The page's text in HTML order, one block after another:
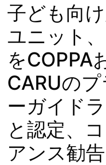
子ども向
ユニット
をCOPPA
CARUの
ーガイド
と認定、
アンス勧